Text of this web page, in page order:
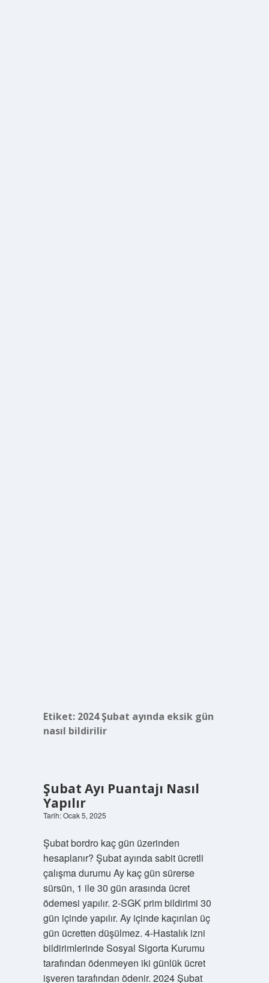
Etiket: 2024 Şubat ayında eksik gün
nasıl bildirilir
Şubat Ayı Puantajı Nasıl
Yapılır
Tarih: Ocak 5, 2025
Şubat bordro kaç gün üzerinden
hesaplanır? Şubat ayında sabit ücretli
çalışma durumu Ay kaç gün sürerse
sürsün, 1 ile 30 gün arasında ücret
ödemesi yapılır. 2-SGK prim bildirimi 30
gün içinde yapılır. Ay içinde kaçırılan üç
gün ücretten düşülmez. 4-Hastalık izni
bildirimlerinde Sosyal Sigorta Kurumu
tarafından ödenmeyen iki günlük ücret
işveren tarafından ödenir. 2024 Şubat